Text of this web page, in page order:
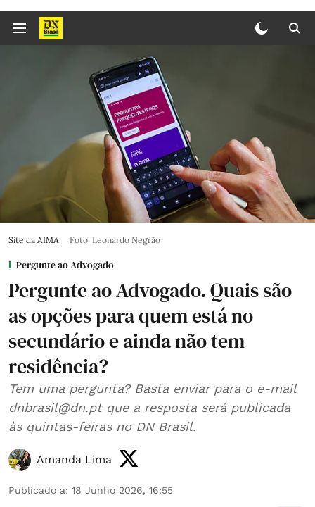
Site da AIMA. Foto: Leonardo Negrão
Pergunte ao Advogado
Pergunte ao Advogado. Quais são
as opções para quem está no
secundário e ainda não tem
residência?
Tem uma pergunta? Basta enviar para o e-mail
dnbrasil@dn.pt que a resposta será publicada
às quintas-feiras no DN Brasil.
Amanda Lima
Publicado a: 18 Junho 2026, 16:55